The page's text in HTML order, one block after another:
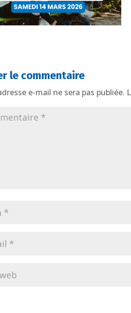
le commentaire
e-mail ne sera pas publiée.